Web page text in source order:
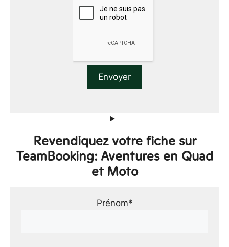
Revendiquez votre fiche sur
TeamBooking: Aventures en Quad
et Moto
Prénom*